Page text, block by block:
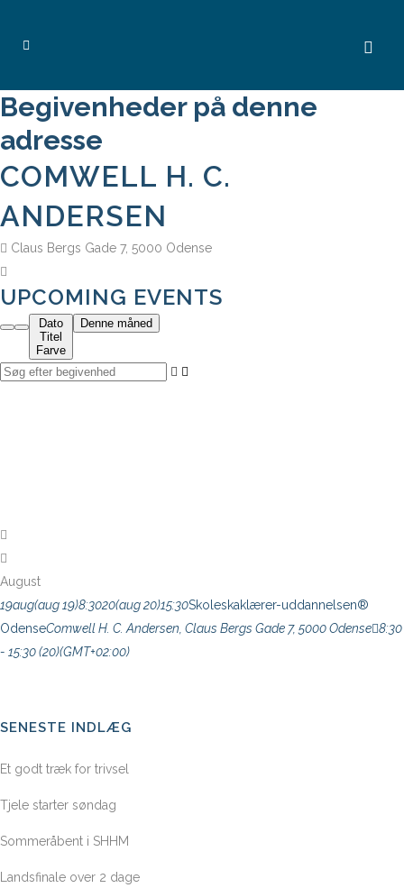
Begivenheder på denne
adresse
COMWELL H. C.
ANDERSEN
Claus Bergs Gade 7, 5000 Odense
UPCOMING EVENTS
Dato
Titel
Farve
Denne måned
Søg
August
19aug(aug 19)8:3020(aug 20)15:30Skoleskaklærer-uddannelsen®
OdenseComwell H. C. Andersen , Claus Bergs Gade 7, 5000 Odense 8:30
- 15:30(20)(GMT+02:00)
SENESTE INDLÆG
Et godt træk for trivsel
Tjele starter søndag
Sommeråbent i SHHM
Landsfinale over 2 dage